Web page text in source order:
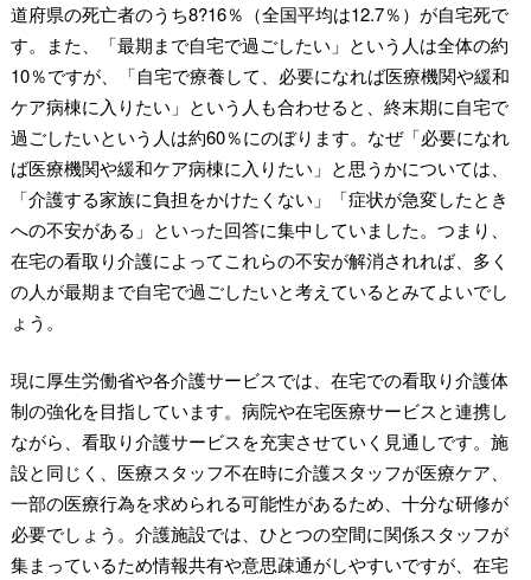
道府県の死亡者のうち8?16％（全国平均は12.7％）が自宅死で
す。また、「最期まで自宅で過ごしたい」という人は全体の約
10％ですが、「自宅で療養して、必要になれば医療機関や緩和
ケア病棟に入りたい」という人も合わせると、終末期に自宅で
過ごしたいという人は約60％にのぼります。なぜ「必要になれ
ば医療機関や緩和ケア病棟に入りたい」と思うかについては、
「介護する家族に負担をかけたくない」「症状が急変したとき
への不安がある」といった回答に集中していました。つまり、
在宅の看取り介護によってこれらの不安が解消されれば、多く
の人が最期まで自宅で過ごしたいと考えているとみてよいでし
ょう。
現に厚生労働省や各介護サービスでは、在宅での看取り介護体
制の強化を目指しています。病院や在宅医療サービスと連携し
ながら、看取り介護サービスを充実させていく見通しです。施
設と同じく、医療スタッフ不在時に介護スタッフが医療ケア、
一部の医療行為を求められる可能性があるため、十分な研修が
必要でしょう。介護施設では、ひとつの空間に関係スタッフが
集まっているため情報共有や意思疎通がしやすいですが、在宅